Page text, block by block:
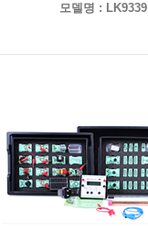
모델명 : LK9339